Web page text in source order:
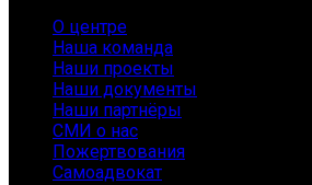
О центре
Наша команда
Наши проекты
Наши документы
Наши партнёры
СМИ о нас
Пожертвования
Самоадвокат